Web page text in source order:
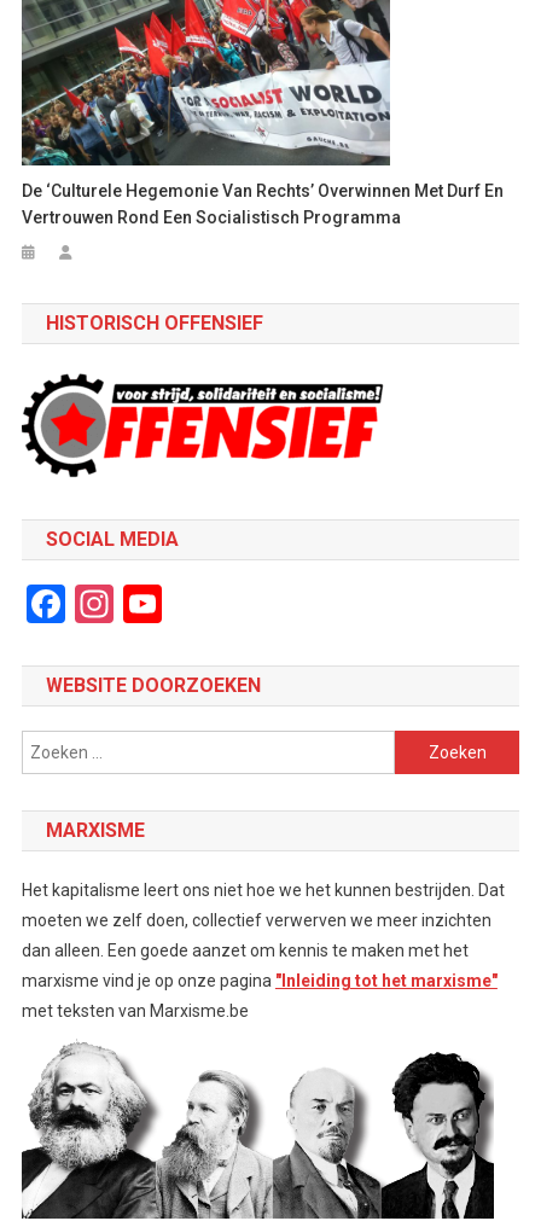
De ‘culturele Hegemonie Van Rechts’ Overwinnen Met Durf En
Vertrouwen Rond Een Socialistisch Programma
HISTORISCH OFFENSIEF
SOCIAL MEDIA
Facebook
Instagram
WEBSITE DOORZOEKEN
Zoeken
naar:
MARXISME
Het kapitalisme leert ons niet hoe we het kunnen bestrijden. Dat
moeten we zelf doen, collectief verwerven we meer inzichten
dan alleen. Een goede aanzet om kennis te maken met het
marxisme vind je op onze pagina "Inleiding tot het marxisme"
met teksten van Marxisme.be